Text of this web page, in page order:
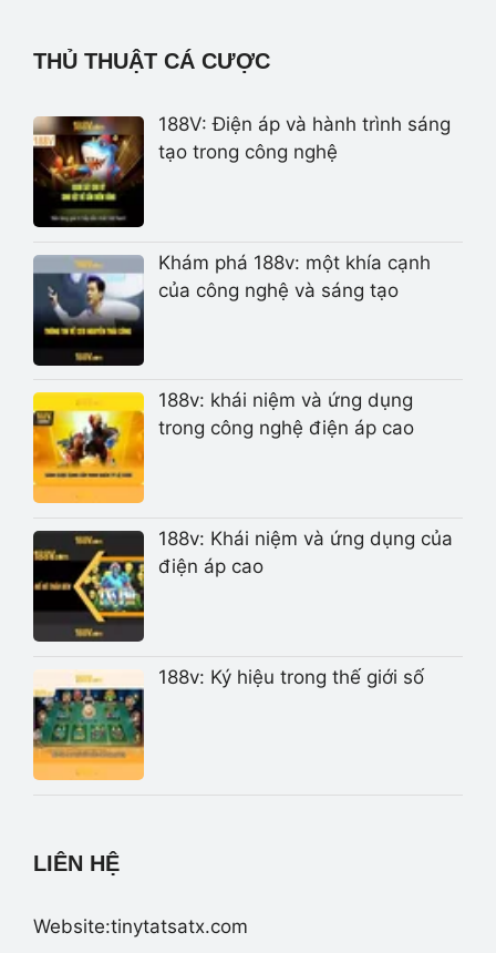
THỦ THUẬT CÁ CƯỢC
188V: Điện áp và hành trình sáng
tạo trong công nghệ
Khám phá 188v: một khía cạnh
của công nghệ và sáng tạo
188v: khái niệm và ứng dụng
trong công nghệ điện áp cao
188v: Khái niệm và ứng dụng của
điện áp cao
188v: Ký hiệu trong thế giới số
LIÊN HỆ
Website:tinytatsatx.com